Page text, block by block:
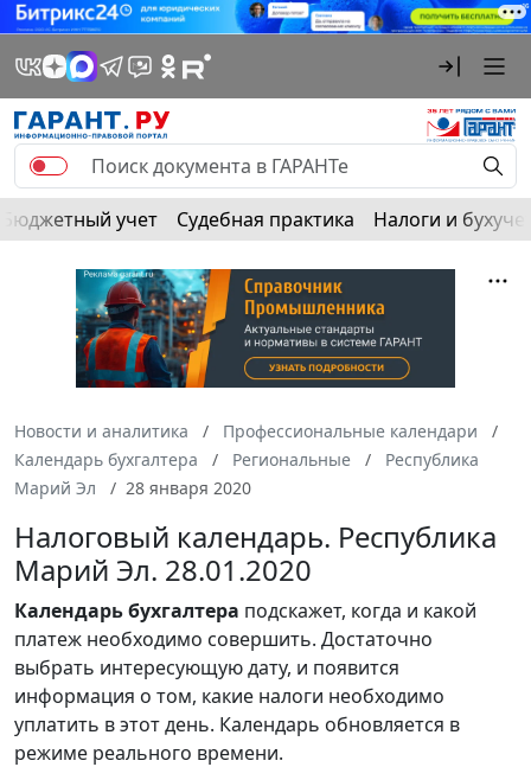
Бюджетный учет Судебная практика Налоги и
Новости и аналитика
Профессиональные календари
Календарь бухгалтера
Региональные
Республика
Марий Эл
28 января 2020
Налоговый календарь. Республика
Марий Эл. 28.01.2020
Календарьбухгалтера подскажет, когда и какой
платеж необходимо совершить. Достаточно
выбрать интересующую дату, и появится
информация о том, какие налоги необходимо
уплатить в этот день. Календарь обновляется в
режиме реального времени.